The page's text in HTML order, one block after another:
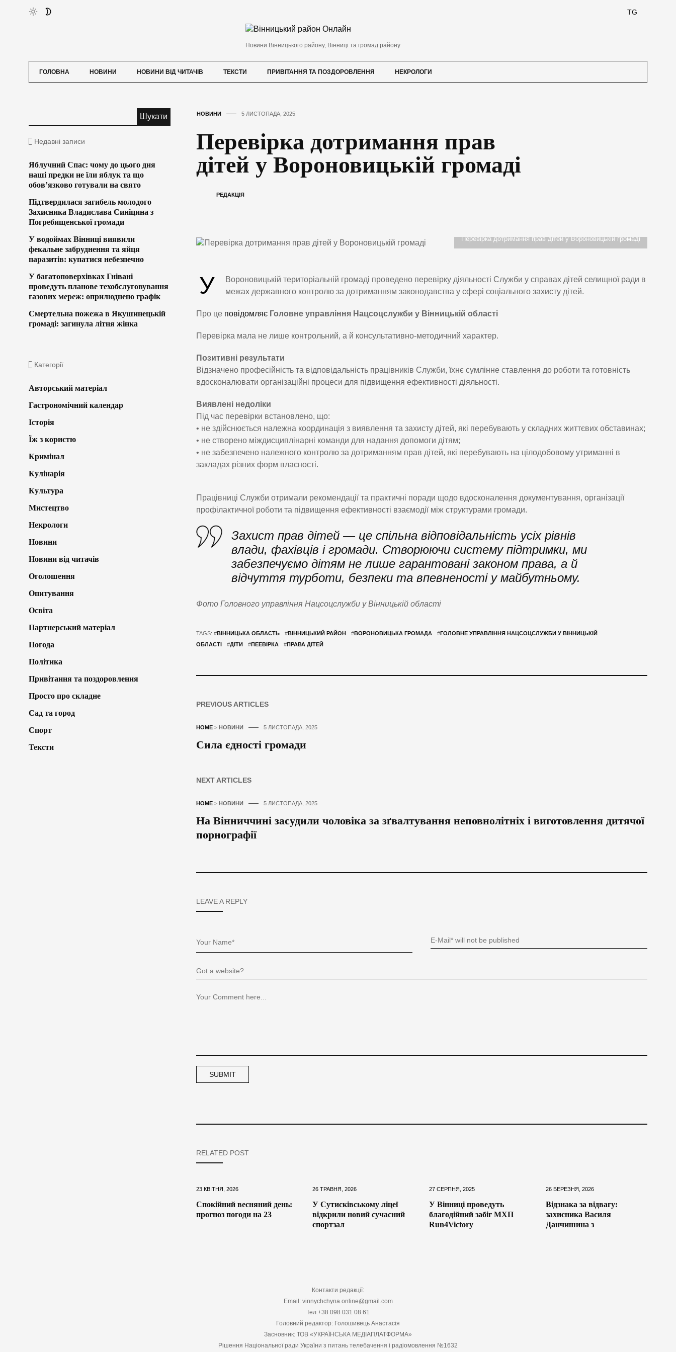
TG
Новини Вінницького району, Вінниці та громад району
ГОЛОВНА НОВИНИ НОВИНИ ВІД ЧИТАЧІВ ТЕКСТИ ПРИВІТАННЯ ТА ПОЗДОРОВЛЕННЯ НЕКРОЛОГИ
НОВИНИ 5 ЛИСТОПАДА, 2025
Перевірка дотримання прав
дітей у Вороновицькій громаді
РЕДАКЦІЯ
Перевірка дотримання прав дітей у Вороновицькій громаді
У
Вороновицькій територіальній громаді проведено перевірку діяльності Служби у справах дітей селищної ради в
межах державного контролю за дотриманням законодавства у сфері соціального захисту дітей.
Про це повідомляє Головне управління Нацсоцслужби у Вінницькій області
Перевірка мала не лише контрольний, а й консультативно-методичний характер.
Позитивні результати
Відзначено професійність та відповідальність працівників Служби, їхнє сумлінне ставлення до роботи та готовність
вдосконалювати організаційні процеси для підвищення ефективності діяльності.
Виявлені недоліки
Під час перевірки встановлено, що:
• не здійснюється належна координація з виявлення та захисту дітей, які перебувають у складних життєвих обставинах;
• не створено міждисциплінарні команди для надання допомоги дітям;
• не забезпечено належного контролю за дотриманням прав дітей, які перебувають на цілодобовому утриманні в
закладах різних форм власності.
Працівниці Служби отримали рекомендації та практичні поради щодо вдосконалення документування, організації
профілактичної роботи та підвищення ефективності взаємодії між структурами громади.
Захист прав дітей — це спільна відповідальність усіх рівнів
влади, фахівців і громади. Створюючи систему підтримки, ми
забезпечуємо дітям не лише гарантовані законом права, а й
відчуття турботи, безпеки та впевненості у майбутньому.
Фото Головного управління Нацсоцслужби у Вінницькій області
TAGS: #ВІННИЦЬКА ОБЛАСТЬ #ВІННИЦЬКИЙ РАЙОН #ВОРОНОВИЦЬКА ГРОМАДА #ГОЛОВНЕ УПРАВЛІННЯ НАЦСОЦСЛУЖБИ У ВІННИЦЬКІЙ
ОБЛАСТІ
#ДІТИ #ПЕЕВІРКА #ПРАВА ДІТЕЙ
PREVIOUS ARTICLES
HOME> НОВИНИ 5 ЛИСТОПАДА, 2025
Сила єдності громади
NEXT ARTICLES
HOME> НОВИНИ 5 ЛИСТОПАДА, 2025
На Вінниччині засудили чоловіка за зґвалтування неповнолітніх і виготовлення дитячої
порнографії
LEAVE A REPLY
RELATED POST
23 КВІТНЯ, 2026
Спокійний весняний день:
прогноз погоди на 23
26 ТРАВНЯ, 2026
У Сутисківському ліцеї
відкрили новий сучасний
спортзал
27 СЕРПНЯ, 2025
У Вінниці проведуть
благодійний забіг МХП
Run4Victory
26 БЕРЕЗНЯ, 2026
Відзнака за відвагу:
захисника Василя
Данчишина з
Недавні записи
Яблучний Спас: чому до цього дня
наші предки не їли яблук та що
обов’язково готували на свято
Підтвердилася загибель молодого
Захисника Владислава Синіцина з
Погребищенської громади
У водоймах Вінниці виявили
фекальне забруднення та яйця
паразитів: купатися небезпечно
У багатоповерхівках Гнівані
проведуть планове техобслуговування
газових мереж: оприлюднено графік
Смертельна пожежа в Якушинецькій
громаді: загинула літня жінка
Категорії
Авторський матеріал
Гастрономічний календар
Історія
Їж з користю
Кримінал
Кулінарія
Культура
Мистецтво
Некрологи
Новини
Новини від читачів
Оголошення
Опитування
Освіта
Партнерський матеріал
Погода
Політика
Привітання та поздоровлення
Просто про складне
Сад та город
Спорт
Тексти
Контакти редакції:
Email: vinnychchyna.online@gmail.com
Тел:+38 098 031 08 61
Головний редактор: Голошивець Анастасія
Засновник: ТОВ «УКРАЇНСЬКА МЕДІАПЛАТФОРМА»
Рішення Національної ради України з питань телебачення і радіомовлення №1632